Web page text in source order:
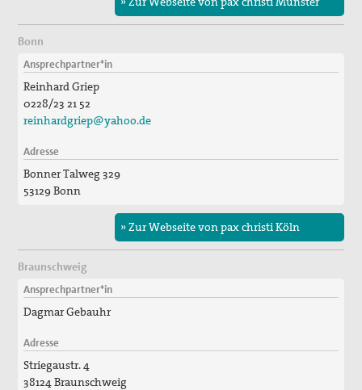
Bonn
Ansprechpartner*in
Reinhard Griep
0228/23 21 52
reinhardgriep@yahoo.de
Adresse
Bonner Talweg 329
53129 Bonn
» Zur Webseite von pax christi Köln
Braunschweig
Ansprechpartner*in
Dagmar Gebauhr
Adresse
Striegaustr. 4
38124 Braunschweig